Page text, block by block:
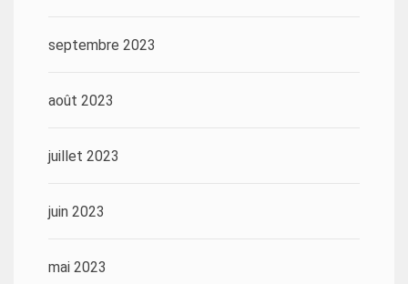
septembre 2023
août 2023
juillet 2023
juin 2023
mai 2023